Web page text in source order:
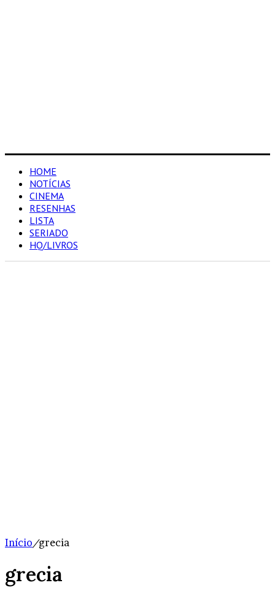
HOME
NOTÍCIAS
CINEMA
RESENHAS
LISTA
SERIADO
HQ/LIVROS
Início/grecia
grecia